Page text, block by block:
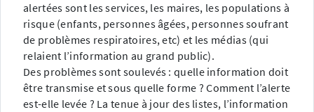
alertées sont les services, les maires, les populations à
risque (enfants, personnes âgées, personnes soufrant
de problèmes respiratoires, etc) et les médias (qui
relaient l’information au grand public).
Des problèmes sont soulevés : quelle information doit
être transmise et sous quelle forme ? Comment l’alerte
est-elle levée ? La tenue à jour des listes, l’information